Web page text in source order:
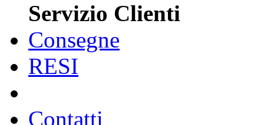
Servizio Clienti
Consegne
RESI
Contatti